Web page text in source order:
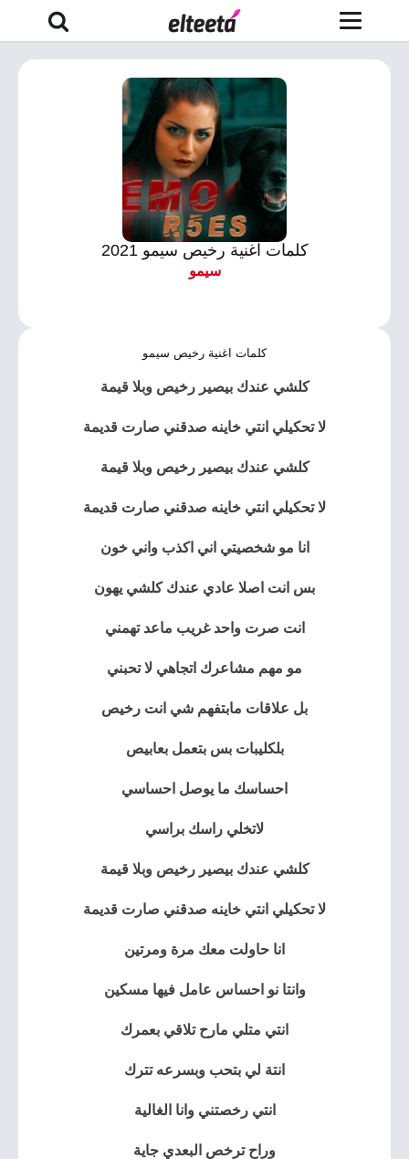
كلمات اغنية رخيص سيمو 2021
سيمو
كلمات اغنية رخيص سيمو
كلشي عندك بيصير رخيص وبلا قيمة
لا تحكيلي انتي خاينه صدقني صارت قديمة
كلشي عندك بيصير رخيص وبلا قيمة
لا تحكيلي انتي خاينه صدقني صارت قديمة
انا مو شخصيتي اني اكذب واني خون
بس انت اصلا عادي عندك كلشي يهون
انت صرت واحد غريب ماعد تهمني
مو مهم مشاعرك اتجاهي لا تحبني
بل علاقات مابتفهم شي انت رخيص
بلكليبات بس بتعمل بعابيص
احساسك ما يوصل احساسي
لاتخلي راسك براسي
كلشي عندك بيصير رخيص وبلا قيمة
لا تحكيلي انتي خاينه صدقني صارت قديمة
انا حاولت معك مرة ومرتين
وانتا نو احساس عامل فيها مسكين
انتي متلي مارح تلاقي بعمرك
انتة لي بتحب وبسرعه تترك
انتي رخصتني وانا الغالية
وراح ترخص البعدي جاية